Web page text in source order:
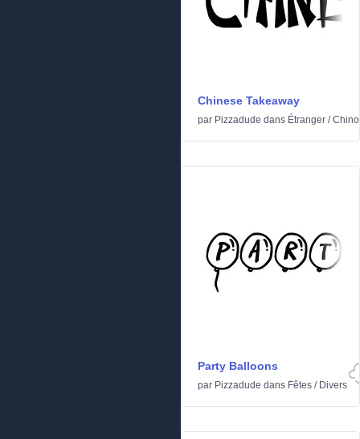
Chinese Takeaway
par Pizzadude dans Étranger /
Party Balloons
par Pizzadude dans Fêtes / Divers